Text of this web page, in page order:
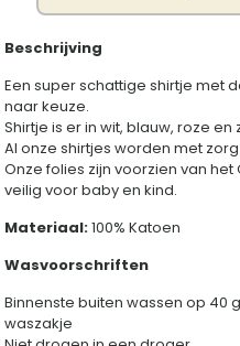
Beschrijving
Een super schattige shirtje met
naar keuze.
Shirtje is er in wit, blauw, roze
Al onze shirtjes worden met
Onze folies zijn voorzien van
veilig voor baby en kind.
Materiaal:100% Katoen
Wasvoorschriften
Binnenste buiten wassen op 40
waszakje